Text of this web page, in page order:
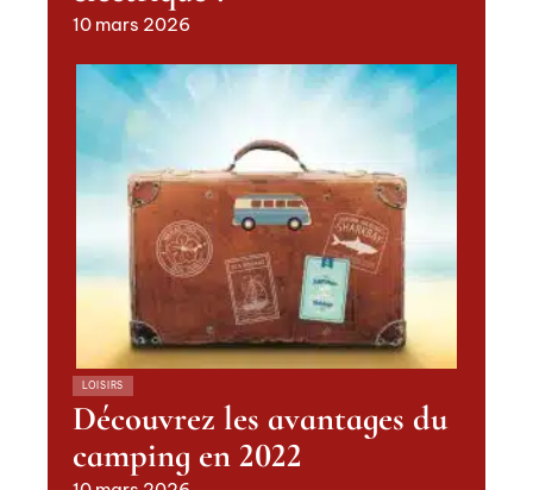
10 mars 2026
LOISIRS
Découvrez les avantages du
camping en 2022